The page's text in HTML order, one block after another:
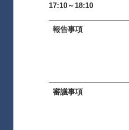
17:10～18:10
報告事項
審議事項